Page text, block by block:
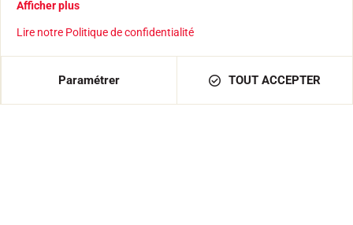
CHRONOMÉTRAGE
RETOURS PRODUITS
Afficher plus
Lire notre Politique de confidentialité
Paramétrer TOUT ACCEPTER